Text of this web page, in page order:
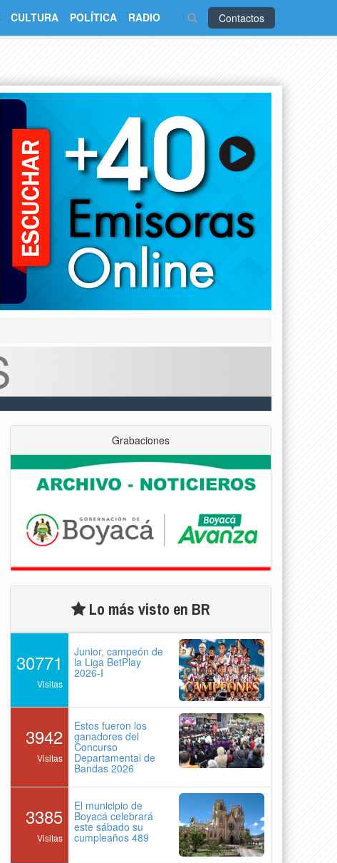
Contactos
CULTURA POLÍTICA RADIO
Grabaciones
Lo más visto en BR
30771
Visitas
Junior, campeón de
la Liga BetPlay
2026-I
3942
Visitas
Estos fueron los
ganadores del
Concurso
Departamental de
Bandas 2026
3385
Visitas
El municipio de
Boyacá celebrará
este sábado su
cumpleaños 489